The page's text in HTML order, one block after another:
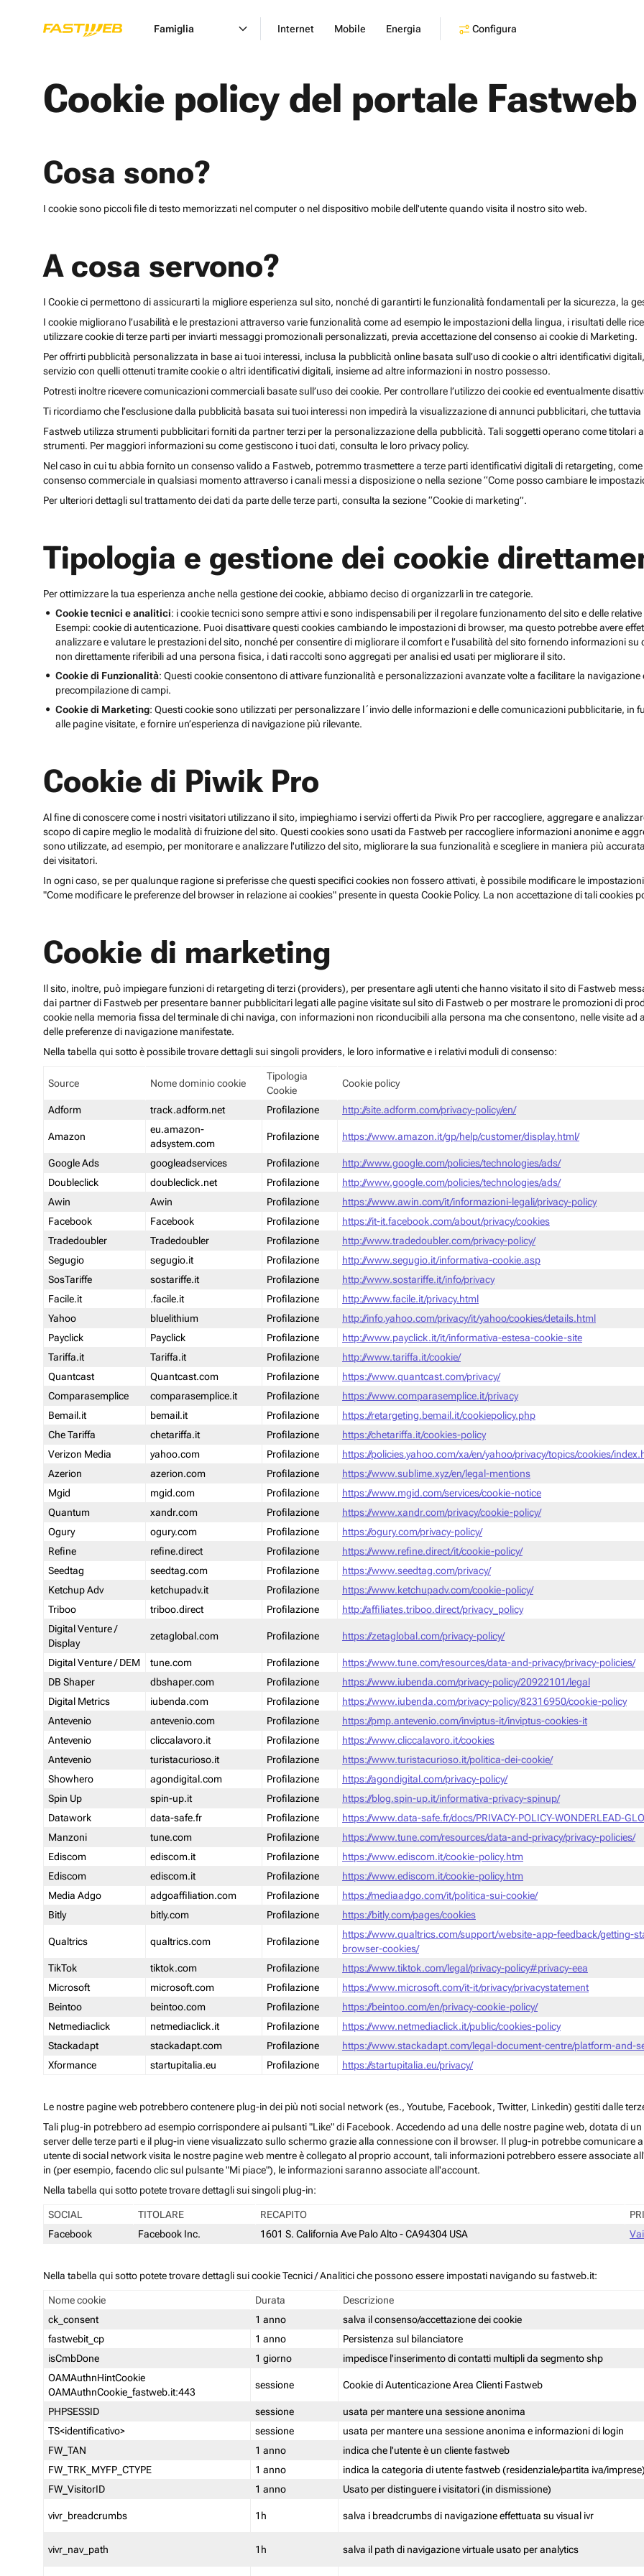
Famiglia Internet Mobile Energia Configura
Cookie policy del portale Fastweb
Cosa sono?
I cookie sono piccoli file di testo memorizzati nel computer o nel dispositivo mobile dell'utente quando visita il nostro sito web.
A cosa servono?
I Cookie ci permettono di assicurarti la migliore esperienza sul sito, nonché di garantirti le funzionalità fondamentali per la sicurezza, la
I cookie migliorano l’usabilità e le prestazioni attraverso varie funzionalità come ad esempio le impostazioni della lingua, i risultati delle
utilizzare cookie di terze parti per inviarti messaggi promozionali personalizzati, previa accettazione del consenso ai cookie di Marketing.
Per offrirti pubblicità personalizzata in base ai tuoi interessi, inclusa la pubblicità online basata sull’uso di cookie o altri identificativi
servizio con quelli ottenuti tramite cookie o altri identificativi digitali, insieme ad altre informazioni in nostro possesso.
Potresti inoltre ricevere comunicazioni commerciali basate sull’uso dei cookie. Per controllare l’utilizzo dei cookie ed eventualmente
Ti ricordiamo che l’esclusione dalla pubblicità basata sui tuoi interessi non impedirà la visualizzazione di annunci pubblicitari, che
Fastweb utilizza strumenti pubblicitari forniti da partner terzi per la personalizzazione della pubblicità. Tali soggetti operano come
strumenti. Per maggiori informazioni su come gestiscono i tuoi dati, consulta le loro privacy policy.
Nel caso in cui tu abbia fornito un consenso valido a Fastweb, potremmo trasmettere a terze parti identificativi digitali di retargeting,
consenso commerciale in qualsiasi momento attraverso i canali messi a disposizione o nella sezione “Come posso cambiare le
Per ulteriori dettagli sul trattamento dei dati da parte delle terze parti, consulta la sezione “Cookie di marketing”.
Tipologia e gestione dei cookie
Per ottimizzare la tua esperienza anche nella gestione dei cookie, abbiamo deciso di organizzarli in tre categorie.
Cookie tecnici e analitici: i cookie tecnici sono sempre attivi e sono indispensabili per il regolare funzionamento del sito e delle
Esempi: cookie di autenticazione. Puoi disattivare questi cookies cambiando le impostazioni di browser, ma questo potrebbe avere
analizzare e valutare le prestazioni del sito, nonché per consentire di migliorare il comfort e l’usabilità del sito fornendo informazioni
non direttamente riferibili ad una persona fisica, i dati raccolti sono aggregati per analisi ed usati per migliorare il sito.
Cookie di Funzionalità: Questi cookie consentono di attivare funzionalità e personalizzazioni avanzate volte a facilitare la
precompilazione di campi.
Cookie di Marketing: Questi cookie sono utilizzati per personalizzare l´invio delle informazioni e delle comunicazioni pubblicitarie, in
alle pagine visitate, e fornire un’esperienza di navigazione più rilevante.
Cookie di Piwik Pro
Al fine di conoscere come i nostri visitatori utilizzano il sito, impieghiamo i servizi offerti da Piwik Pro per raccogliere, aggregare e
scopo di capire meglio le modalità di fruizione del sito. Questi cookies sono usati da Fastweb per raccogliere informazioni anonime e
sono utilizzate, ad esempio, per monitorare e analizzare l'utilizzo del sito, migliorare la sua funzionalità e scegliere in maniera più
dei visitatori.
In ogni caso, se per qualunque ragione si preferisse che questi specifici cookies non fossero attivati, è possibile modificare le
"Come modificare le preferenze del browser in relazione ai cookies" presente in questa Cookie Policy. La non accettazione di tali cookies
Cookie di marketing
Il sito, inoltre, può impiegare funzioni di retargeting di terzi (providers), per presentare agli utenti che hanno visitato il sito di Fastweb
dai partner di Fastweb per presentare banner pubblicitari legati alle pagine visitate sul sito di Fastweb o per mostrare le promozioni di
cookie nella memoria fissa del terminale di chi naviga, con informazioni non riconducibili alla persona ma che consentono, nelle visite
delle preferenze di navigazione manifestate.
Nella tabella qui sotto è possibile trovare dettagli sui singoli providers, le loro informative e i relativi moduli di consenso:
Source Nome dominio cookie
Tipologia
Cookie
Cookie policy
Adform track.adform.net Profilazione http://site.adform.com/privacy-policy/en/
Amazon
eu.amazon-
adsystem.com
Profilazione https://www.amazon.it/gp/help/customer/display.html/
Google Ads googleadservices Profilazione
http://www.google.com/policies/technologies/ads/
Doubleclick
doubleclick.net Profilazione
http://www.google.com/policies/technologies/ads/
Awin
Awin Profilazione
https://www.awin.com/it/informazioni-legali/privacy-policy
Facebook
Facebook Profilazione
https://it-it.facebook.com/about/privacy/cookies
Tradedoubler
Tradedoubler Profilazione
http://www.tradedoubler.com/privacy-policy/
Segugio
segugio.it Profilazione
http://www.segugio.it/informativa-cookie.asp
SosTariffe
sostariffe.it Profilazione
http://www.sostariffe.it/info/privacy
Facile.it
.facile.it Profilazione
http://www.facile.it/privacy.html
Yahoo
bluelithium Profilazione
http://info.yahoo.com/privacy/it/yahoo/cookies/details.html
Payclick
Payclick Profilazione
http://www.payclick.it/it/informativa-estesa-cookie-site
Tariffa.it
Tariffa.it Profilazione
http://www.tariffa.it/cookie/
Quantcast
Quantcast.com Profilazione
https://www.quantcast.com/privacy/
Comparasemplice
comparasemplice.it Profilazione
https://www.comparasemplice.it/privacy
Bemail.it
bemail.it Profilazione
https://retargeting.bemail.it/cookiepolicy.php
Che Tariffa
chetariffa.it Profilazione
https://chetariffa.it/cookies-policy
Verizon Media
yahoo.com Profilazione
https://policies.yahoo.com/xa/en/yahoo/privacy/topics/cookies/
Azerion
azerion.com Profilazione
https://www.sublime.xyz/en/legal-mentions
Mgid
mgid.com Profilazione
https://www.mgid.com/services/cookie-notice
Quantum
xandr.com Profilazione
https://www.xandr.com/privacy/cookie-policy/
Ogury
ogury.com Profilazione
https://ogury.com/privacy-policy/
Refine
refine.direct Profilazione
https://www.refine.direct/it/cookie-policy/
Seedtag
seedtag.com Profilazione
https://www.seedtag.com/privacy/
Ketchup Adv
ketchupadv.it Profilazione
https://www.ketchupadv.com/cookie-policy/
Triboo
triboo.direct Profilazione
http://affiliates.triboo.direct/privacy_policy
Digital Venture /
Display
zetaglobal.com Profilazione https://zetaglobal.com/privacy-policy/
Digital Venture / DEM tune.com Profilazione
https://www.tune.com/resources/data-and-privacy/privacy-policies/
DB Shaper
dbshaper.com Profilazione
https://www.iubenda.com/privacy-policy/20922101/legal
Digital Metrics
iubenda.com Profilazione
https://www.iubenda.com/privacy-policy/82316950/cookie-policy
Antevenio
antevenio.com Profilazione
https://pmp.antevenio.com/inviptus-it/inviptus-cookies-it
Antevenio
cliccalavoro.it Profilazione
https://www.cliccalavoro.it/cookies
Antevenio
turistacurioso.it Profilazione
https://www.turistacurioso.it/politica-dei-cookie/
Showhero
agondigital.com Profilazione
https://agondigital.com/privacy-policy/
Spin Up
spin-up.it Profilazione
https://blog.spin-up.it/informativa-privacy-spinup/
Datawork
data-safe.fr Profilazione
https://www.data-safe.fr/docs/PRIVACY-POLICY-WONDERLEAD-
Manzoni
tune.com Profilazione
https://www.tune.com/resources/data-and-privacy/privacy-policies/
Ediscom
ediscom.it Profilazione
https://www.ediscom.it/cookie-policy.htm
Ediscom
ediscom.it Profilazione
https://www.ediscom.it/cookie-policy.htm
Media Adgo
adgoaffiliation.com Profilazione
https://mediaadgo.com/it/politica-sui-cookie/
Bitly
bitly.com Profilazione https://bitly.com/pages/cookies
Qualtrics qualtrics.com Profilazione
https://www.qualtrics.com/support/website-app-feedback/getting-
browser-cookies/
TikTok
tiktok.com Profilazione
https://www.tiktok.com/legal/privacy-policy#privacy-eea
Microsoft
microsoft.com Profilazione
https://www.microsoft.com/it-it/privacy/privacystatement
Beintoo
beintoo.com Profilazione
https://beintoo.com/en/privacy-cookie-policy/
Netmediaclick
netmediaclick.it Profilazione
https://www.netmediaclick.it/public/cookies-policy
Stackadapt
stackadapt.com Profilazione
https://www.stackadapt.com/legal-document-centre/platform-and-
Xformance
startupitalia.eu Profilazione https://startupitalia.eu/privacy/
Le nostre pagine web potrebbero contenere plug-in dei più noti social network (es., Youtube, Facebook, Twitter, Linkedin) gestiti dalle
Tali plug-in potrebbero ad esempio corrispondere ai pulsanti "Like" di Facebook. Accedendo ad una delle nostre pagine web, dotata di
server delle terze parti e il plug-in viene visualizzato sullo schermo grazie alla connessione con il browser. Il plug-in potrebbe comunicare
utente di social network visita le nostre pagine web mentre è collegato al proprio account, tali informazioni potrebbero essere associate
in (per esempio, facendo clic sul pulsante "Mi piace"), le informazioni saranno associate all'account.
Nella tabella qui sotto potete trovare dettagli sui singoli plug-in:
SOCIAL TITOLARE RECAPITO
Facebook
Facebook Inc. 1601 S. California Ave Palo Alto - CA94304 USA
Nella tabella qui sotto potete trovare dettagli sui cookie Tecnici / Analitici che possono essere impostati navigando su fastweb.it:
Nome cookie Durata
Descrizione
ck_consent
1 anno
salva il consenso/accettazione dei cookie
fastwebit_cp
1 anno
Persistenza sul bilanciatore
isCmbDone
1 giorno
impedisce l'inserimento di contatti multipli da segmento shp
OAMAuthnHintCookie
OAMAuthnCookie_fastweb.it:443
sessione Cookie di Autenticazione Area Clienti Fastweb
PHPSESSID sessione
usata per mantere una sessione anonima
TS<identificativo>
sessione
usata per mantere una sessione anonima e informazioni di login
FW_TAN
1 anno
indica che l'utente è un cliente fastweb
FW_TRK_MYFP_CTYPE
1 anno
indica la categoria di utente fastweb (residenziale/partita iva/
FW_VisitorID
1 anno Usato per distinguere i visitatori (in dismissione)
vivr_breadcrumbs 1h salva i breadcrumbs di navigazione effettuata su visual ivr
vivr_nav_path 1h salva il path di navigazione virtuale usato per analytics